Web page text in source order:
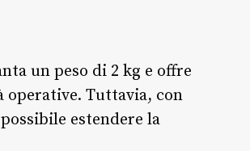
un peso di 2 kg e offre
operative. Tuttavia, con
estendere la